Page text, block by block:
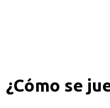
¿Cómo se